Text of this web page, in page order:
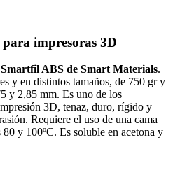
impresoras 3D
Smartfil ABS de Smart Materials.
y en distintos tamaños, de 750 gr y
y 2,85 mm. Es uno de los
3D, tenaz, duro, rígido y
Requiere el uso de una cama
y 100ºC. Es soluble en acetona y